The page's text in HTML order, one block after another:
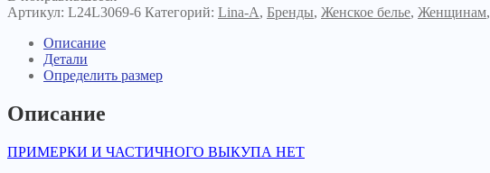
ниагара
Артикул: L24L3069-6 Категорий: Lina-A, Бренды, Женское белье, Женщинам,
Описание
Детали
Определить размер
Описание
ПРИМЕРКИ И ЧАСТИЧНОГО ВЫКУПА НЕТ